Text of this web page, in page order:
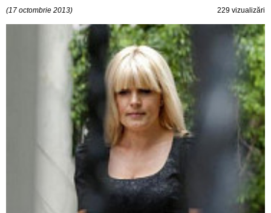
(17 octombrie 2013) 229 vizualizări